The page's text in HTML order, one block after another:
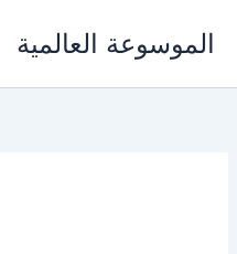
الموسوعة العالمية